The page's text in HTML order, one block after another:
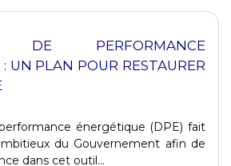
DE PERFORMANCE
UN PLAN POUR RESTAURER
énergétique (DPE) fait
du Gouvernement afin de
dans cet outil...